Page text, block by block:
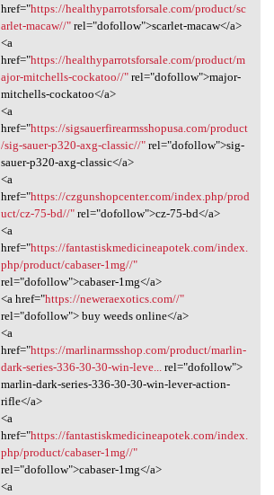
href="https://healthyparrotsforsale.com/product/sc
arlet-macaw//"rel="dofollow">scarlet-macaw</a>
<a
href="https://healthyparrotsforsale.com/product/m
ajor-mitchells-cockatoo//"rel="dofollow">major-
mitchells-cockatoo</a>
<a
href="https://sigsauerfirearmsshopusa.com/product
/sig-sauer-p320-axg-classic//"rel="dofollow">sig-
sauer-p320-axg-classic</a>
<a
href="https://czgunshopcenter.com/index.php/prod
uct/cz-75-bd//"rel="dofollow">cz-75-bd</a>
<a
href="https://fantastiskmedicineapotek.com/index.
php/product/cabaser-1mg//"
rel="dofollow">cabaser-1mg</a>
<a href="https://neweraexotics.com//"
rel="dofollow"> buy weeds online</a>
<a
href="https://marlinarmsshop.com/product/marlin-
dark-series-336-30-30-win-leve...
rel="dofollow">
marlin-dark-series-336-30-30-win-lever-action-
rifle</a>
<a
href="https://fantastiskmedicineapotek.com/index.
php/product/cabaser-1mg//"
rel="dofollow">cabaser-1mg</a>
<a